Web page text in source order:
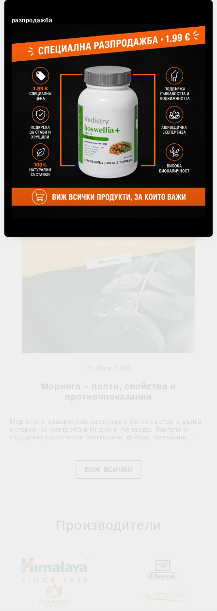
Какво е Ама? Защо Аюрведа я смята за
основна причина за болестите?
24 Юли 2026
Ама е едно от най-важните понятия в Аюрведа.
Разберете какво представлява, как се образува при
отслабен Агни и защо поддържането на добро
храносмилане...
Моринга – ползи, свойства и
противопоказания
21 Юли 2026
Моринга е хранително растение с богат състав и дълга
история на употреба в Индия и Аюрведа. Листата ѝ
съдържат растителни белтъчини, фибри, витамини,...
ВИЖ ВСИЧКИ
Производители
разпродажба